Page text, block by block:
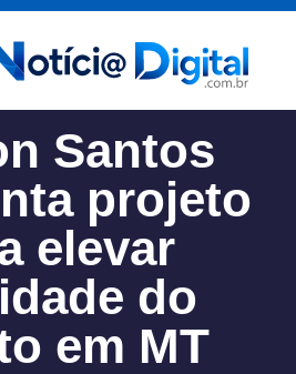
Santos
projeto
elevar
do
em MT